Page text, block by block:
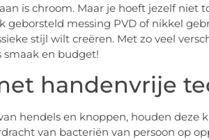
is chroom. Maar je hoeft jezelf niet
geborsteld messing PVD of nikkel
stijl wilt creëren. Met zo veel
smaak en budget!
handenvrije
hendels en knoppen, houden deze
van bacteriën van persoon op